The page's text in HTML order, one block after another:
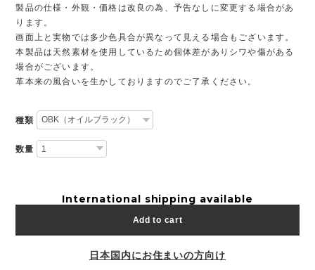
製品の仕様・外観・価格は改良の為、予告なしに変更する場合があ
ります。
画面上と実物では多少色具合が異なって見える場合もございます。
本製品は天然素材を使用しているため個体差がありシワや傷がある
場合がございます。
革本来の風合いを生かしておりますのでご了承ください。
種類
数量
International shipping available
Add to cart
日本国内にお住まいの方向け